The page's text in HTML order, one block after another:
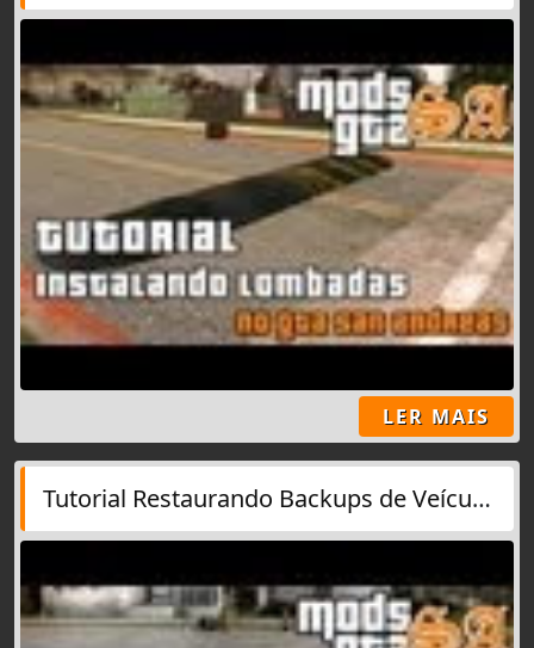
LER MAIS
Tutorial Restaurando Backups de Veículos